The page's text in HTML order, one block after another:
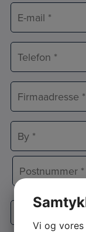
E-
mail
Telefon
Adresse
Adresselinje
By
Postnr.
Interesse
Vi og